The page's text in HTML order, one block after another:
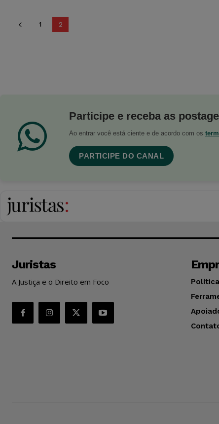
1 2
Participe e receba as
Ao entrar você está ciente e de acordo com os
PARTICIPE DO CANAL
Juristas
A Justiça e o Direito em Foco